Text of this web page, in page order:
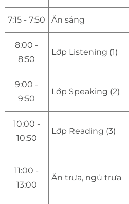
7:15 - 7:50 Ăn sáng
8:00 -
8:50
Lớp Listening (1)
9:00 -
9:50
Lớp Speaking (2)
10:00 -
10:50
Lớp Reading (3)
11:00 -
13:00
Ăn trưa, ngủ trưa